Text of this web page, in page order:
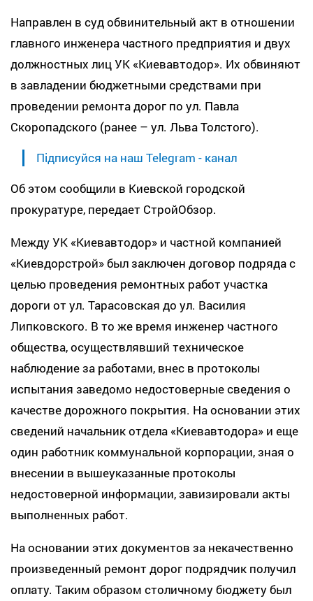
Направлен в суд обвинительный акт в отношении
главного инженера частного предприятия и двух
должностных лиц УК «Киевавтодор». Их обвиняют
в завладении бюджетными средствами при
проведении ремонта дорог по ул. Павла
Скоропадского (ранее – ул. Льва Толстого).
Підписуйся на наш Telegram - канал
Об этом сообщили в Киевской городской
прокуратуре, передает СтройОбзор.
Между УК «Киевавтодор» и частной компанией
«Киевдорстрой» был заключен договор подряда с
целью проведения ремонтных работ участка
дороги от ул. Тарасовская до ул. Василия
Липковского. В то же время инженер частного
общества, осуществлявший техническое
наблюдение за работами, внес в протоколы
испытания заведомо недостоверные сведения о
качестве дорожного покрытия. На основании этих
сведений начальник отдела «Киевавтодора» и еще
один работник коммунальной корпорации, зная о
внесении в вышеуказанные протоколы
недостоверной информации, завизировали акты
выполненных работ.
На основании этих документов за некачественно
произведенный ремонт дорог подрядчик получил
оплату. Таким образом столичному бюджету был